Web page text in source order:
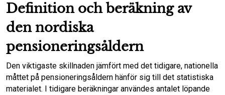
Definition och beräkning av
den nordiska
pensioneringsåldern
Den viktigaste skillnaden jämfört med det tidigare, nationella
måttet på pensioneringsål­dern hänför sig till det statistiska
materialet. I tidigare beräkningar användes antalet löpande